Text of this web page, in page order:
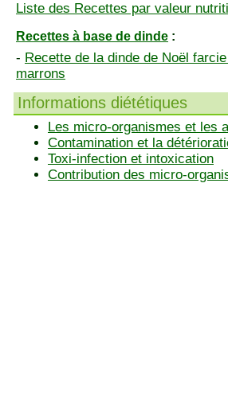
Liste des Recettes par valeur
Recettes à base de dinde :
- Recette de la dinde de Noël
marrons
Informations diététiques
Les micro-organismes et les
Contamination et la
Toxi-infection et intoxication
Contribution des micro-